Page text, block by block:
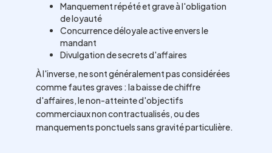
Manquement répété et grave à l'obligation
de loyauté
Concurrence déloyale active envers le
mandant
Divulgation de secrets d'affaires
À l'inverse, ne sont généralement pas considérées
comme fautes graves : la baisse de chiffre
d'affaires, le non-atteinte d'objectifs
commerciaux non contractualisés, ou des
manquements ponctuels sans gravité particulière.